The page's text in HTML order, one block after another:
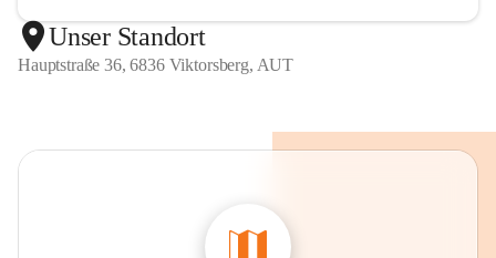
Unser Standort
Hauptstraße 36, 6836 Viktorsberg, AUT